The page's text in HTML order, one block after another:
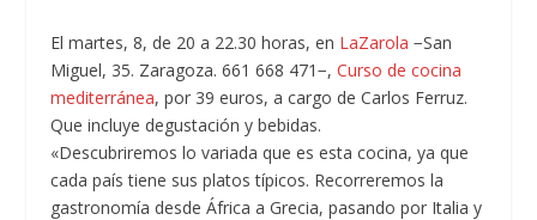
El martes, 8, de 20 a 22.30 horas, en LaZarola −San
Miguel, 35. Zaragoza. 661 668 471−, Curso de cocina
mediterránea, por 39 euros, a cargo de Carlos Ferruz.
Que incluye degustación y bebidas.
«Descubriremos lo variada que es esta cocina, ya que
cada país tiene sus platos típicos. Recorreremos la
gastronomía desde África a Grecia, pasando por Italia y